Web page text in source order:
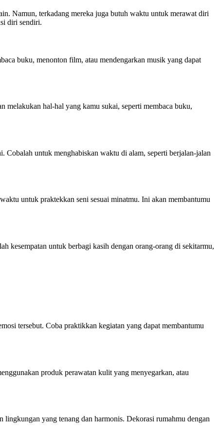
Namun, terkadang mereka juga butuh waktu untuk merawat diri
diri sendiri.
buku, menonton film, atau mendengarkan musik yang dapat
hal-hal yang kamu sukai, seperti membaca buku,
Cobalah untuk menghabiskan waktu di alam, seperti berjalan-jalan
untuk praktekkan seni sesuai minatmu. Ini akan membantumu
kesempatan untuk berbagi kasih dengan orang-orang di sekitarmu,
tersebut. Coba praktikkan kegiatan yang dapat membantumu
produk perawatan kulit yang menyegarkan, atau
lingkungan yang tenang dan harmonis. Dekorasi rumahmu dengan